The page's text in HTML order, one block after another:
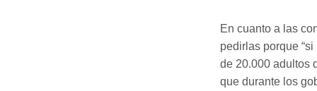
En cuanto a las
pedirlas porque
de 20.000 adultos
que durante los